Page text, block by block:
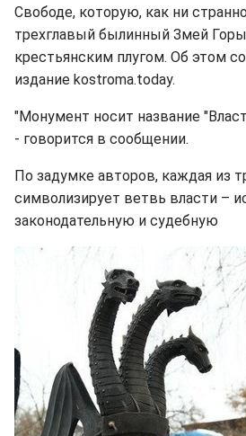
Свободе, которую, как ни
трехглавый былинный Змей
крестьянским плугом. Об этом
издание kostroma.today.
"Монумент носит название
- говорится в сообщении.
По задумке авторов, каждая из
символизирует ветвь власти –
законодательную и судебную